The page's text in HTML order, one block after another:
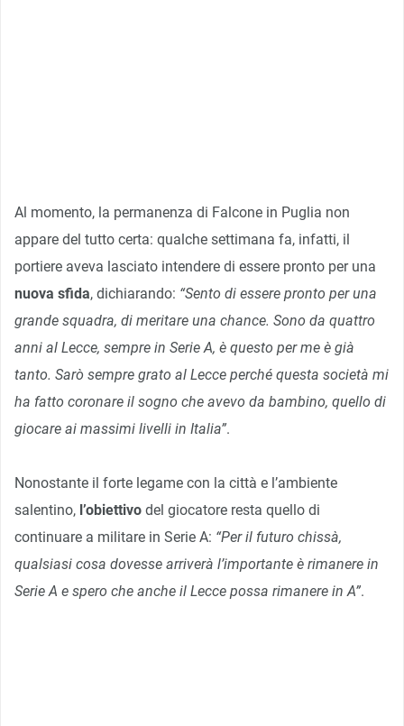
Al momento, la permanenza di Falcone in Puglia non
appare del tutto certa: qualche settimana fa, infatti, il
portiere aveva lasciato intendere di essere pronto per una
nuova sfida, dichiarando: “Sento di essere pronto per una
grande squadra, di meritare una chance. Sono da quattro
anni al Lecce, sempre in Serie A, è questo per me è già
tanto. Sarò sempre grato al Lecce perché questa società mi
ha fatto coronare il sogno che avevo da bambino, quello di
giocare ai massimi livelli in Italia”.
Nonostante il forte legame con la città e l’ambiente
salentino, l’obiettivo del giocatore resta quello di
continuare a militare in Serie A: “Per il futuro chissà,
qualsiasi cosa dovesse arriverà l’importante è rimanere in
Serie A e spero che anche il Lecce possa rimanere in A”.